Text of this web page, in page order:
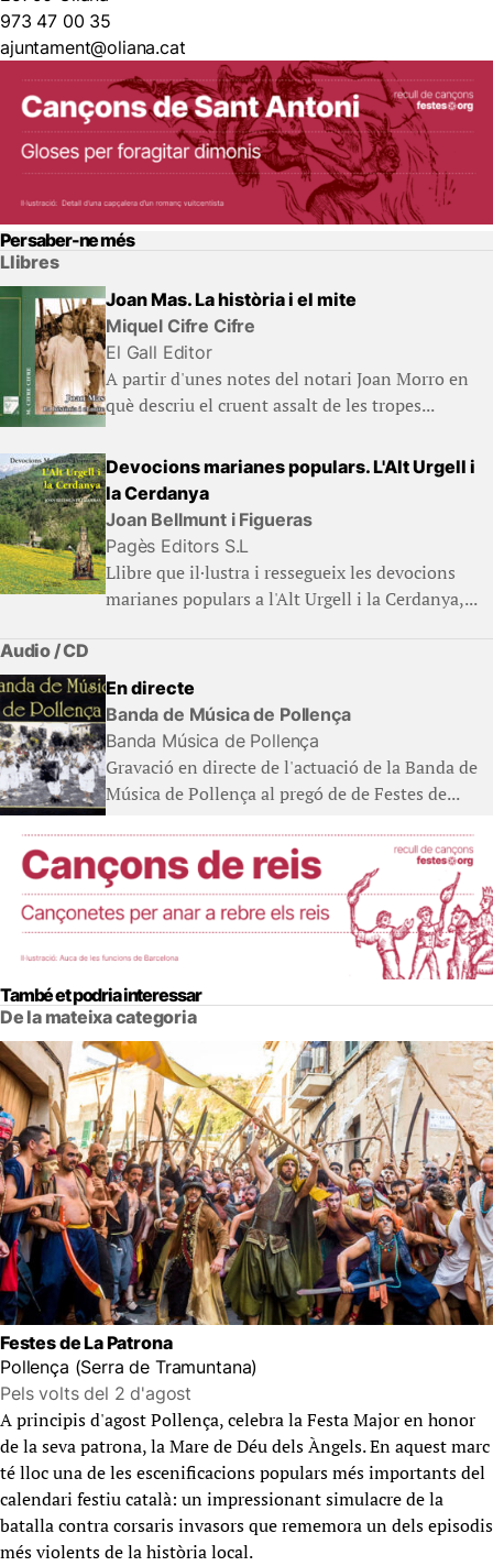
973 47 00 35
ajuntament@oliana.cat
Per saber-ne més
Llibres
Joan Mas. La història i el mite
Miquel Cifre Cifre
El Gall Editor
A partir d'unes notes del notari Joan Morro en
què descriu el cruent assalt de les tropes...
Devocions marianes populars. L'Alt Urgell i
la Cerdanya
Joan Bellmunt i Figueras
Pagès Editors S.L
Llibre que il·lustra i ressegueix les devocions
marianes populars a l'Alt Urgell i la Cerdanya,...
Audio / CD
En directe
Banda de Música de Pollença
Banda Música de Pollença
Gravació en directe de l'actuació de la Banda de
Música de Pollença al pregó de de Festes de...
També et podria interessar
De la mateixa categoria
Festes de La Patrona
Pollença (Serra de Tramuntana)
Pels volts del 2 d'agost
A principis d'agost Pollença, celebra la Festa Major en honor
de la seva patrona, la Mare de Déu dels Àngels. En aquest marc
té lloc una de les escenificacions populars més importants del
calendari festiu català: un impressionant simulacre de la
batalla contra corsaris invasors que rememora un dels episodis
més violents de la història local.